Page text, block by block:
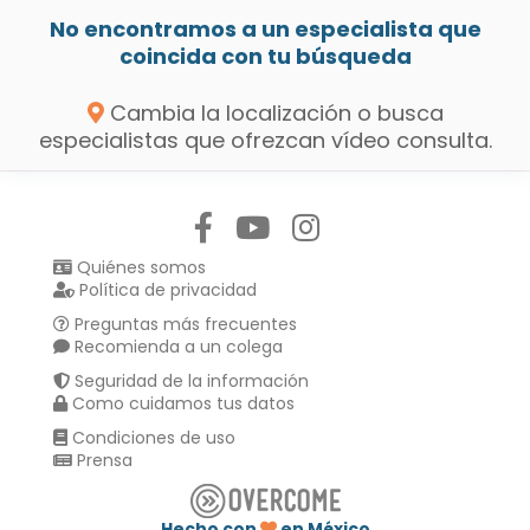
No encontramos a un especialista que
coincida con tu búsqueda
Cambia la localización o busca
especialistas que ofrezcan vídeo consulta.
Quiénes somos
Política de privacidad
Preguntas más frecuentes
Recomienda a un colega
Seguridad de la información
Como cuidamos tus datos
Condiciones de uso
Prensa